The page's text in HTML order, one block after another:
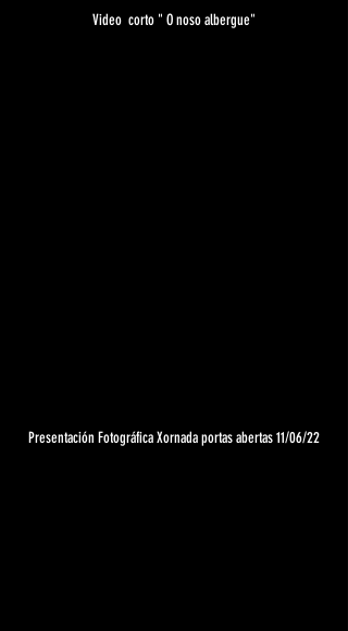
Video corto " O noso albergue"
Presentación Fotográfica Xornada portas abertas 11/06/22